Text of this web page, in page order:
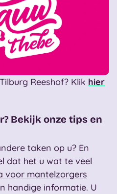
Reeshof? Klik hier
Bekijk onze tips en
taken op u? En
dat het u wat te veel
voor mantelzorgers
handige informatie. U